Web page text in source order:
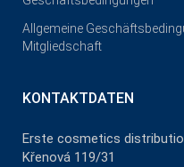
Allgemeine
Mitgliedschaft
KONTAKTDATEN
Erste cosmetics
Křenová 119/31